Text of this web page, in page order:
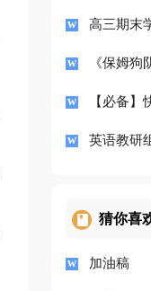
高三期末
《保姆狗
【必备
英语教研
猜你喜
加油稿